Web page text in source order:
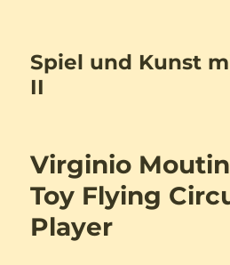
Spiel und Kunst
II
Virginio
Toy Flying
Player